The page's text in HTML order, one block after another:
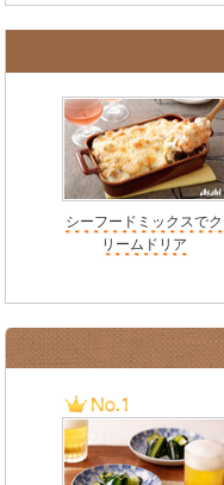
シーフードミックスでク
リームドリア